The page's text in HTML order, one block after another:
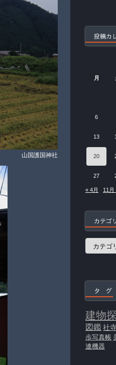
山国護国神社
投稿カ
月
6
13
20
27
« 4月 11月
カテゴ
カ
タ グ
建物
図鑑社
歩写真帳
連機器